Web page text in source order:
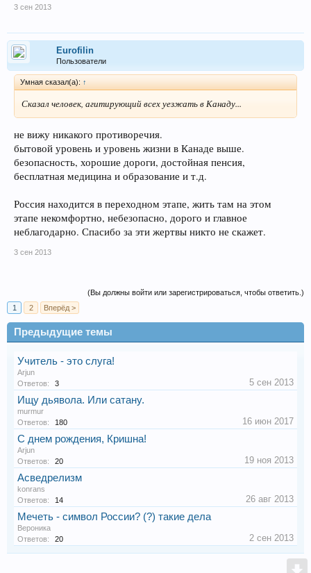
3 сен 2013
Eurofilin
Пользователи
Умная сказал(а): ↑
Сказал человек, агитирующий всех уезжать в Канаду...
не вижу никакого противоречия.
бытовой уровень и уровень жизни в Канаде выше.
безопасность, хорошие дороги, достойная пенсия,
бесплатная медицина и образование и т.д.
Россия находится в переходном этапе, жить там на этом
этапе некомфортно, небезопасно, дорого и главное
неблагодарно. Спасибо за эти жертвы никто не скажет.
3 сен 2013
(Вы должны войти или зарегистрироваться, чтобы ответить.)
1
2 Вперёд >
Предыдущие темы
Учитель - это слуга!
Arjun
Ответов:
3 5 сен 2013
Ищу дьявола. Или сатану.
murmur
Ответов:
180 16 июн 2017
С днем рождения, Кришна!
Arjun
Ответов:
20 19 ноя 2013
Асведрелизм
konrans
Ответов:
14 26 авг 2013
Мечеть - символ России? (?) такие дела
Веpоника
Ответов:
20 2 сен 2013